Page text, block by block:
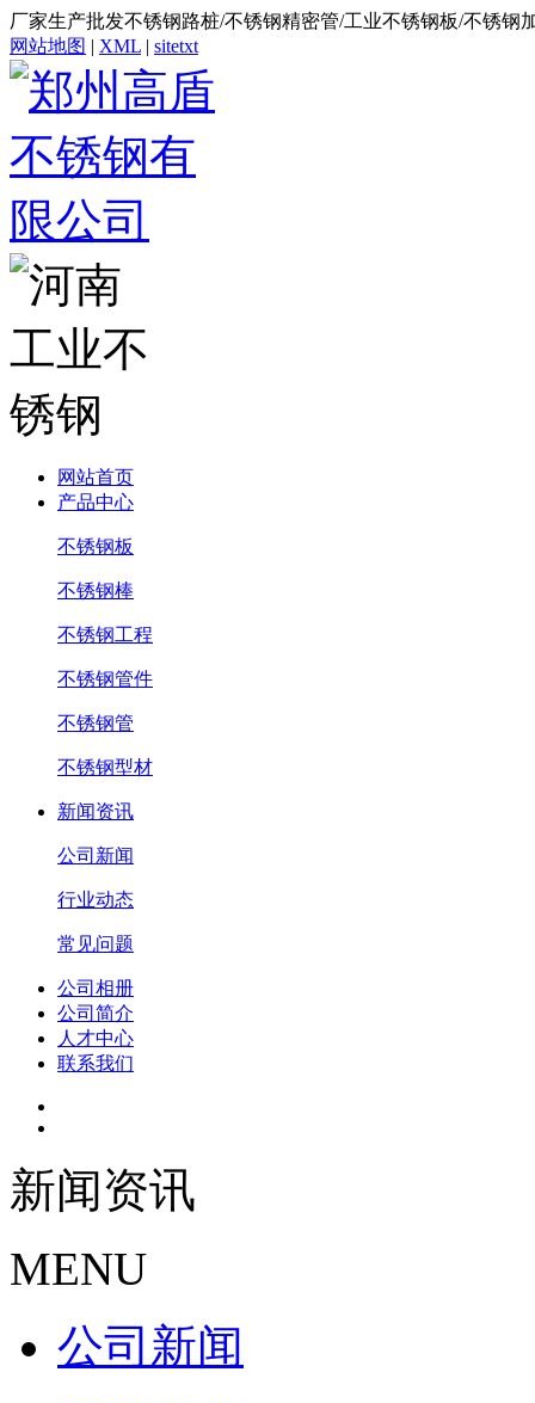
厂家生产批发不锈钢路桩/不锈钢精密管/工业不锈钢板/不锈钢
网站地图 | XML | sitetxt
网站首页
产品中心
不锈钢板
不锈钢棒
不锈钢工程
不锈钢管件
不锈钢管
不锈钢型材
新闻资讯
公司新闻
行业动态
常见问题
公司相册
公司简介
人才中心
联系我们
新闻资讯
MENU
公司新闻